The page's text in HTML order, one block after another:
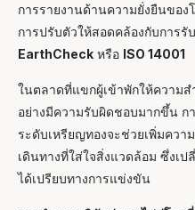
การรายงานด้านความยั่งยืนขอ
การปรับตัวให้สอดคล้องกับการรั
EarthCheck หรือ ISO 14001
ในตลาดที่แขกผู้เข้าพักให้ความ
อย่างมีความรับผิดชอบมากขึ้น ก
ระดับเหรียญทองจะช่วยเพิ่มคว
เดินทางที่ใส่ใจสิ่งแวดล้อม ซึ่งเ
ได้เปรียบทางการแข่งขัน